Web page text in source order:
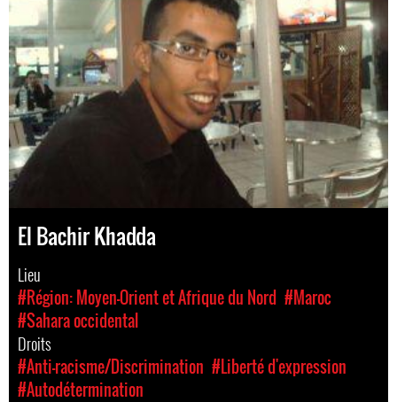
El Bachir Khadda
Lieu
#Région: Moyen-Orient et Afrique du Nord #Maroc
#Sahara occidental
Droits
#Anti-racisme/Discrimination #Liberté d'expression
#Autodétermination